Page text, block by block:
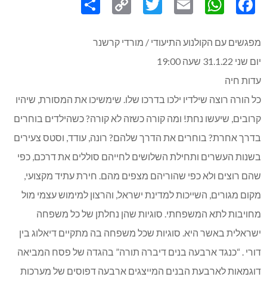
מפגשים עם הקולנוע התיעודי / מורדי קרשנר
יום שני 31.1.22 שעה 19:00
עדות חיה
כל הורה רוצה שילדיו ילכו בדרכו שלו. שימשיכו את המסורת, שיהיו
קרובים, שיעשו נחת! ומה קורה כשזה לא קורה? כשהילדים בוחרים
בדרך אחרת? בוחרים את הדרך שלהם? רונה, עודד, וסטס צעירים
בשנות העשרים ותחילת השלושים לחייהם סוללים את דרכם, כפי
שהם רוצים ולא כפי שהוריהם מצפים מהם. חירת עתיד מקצועי,
מקום מגורים, השייכות למדינת ישראל, והרצון למימוש עצמי מול
מחויבות לתא המשפחתי. סוגיות שהן נחלתן של כל משפחה
ישראלית באשר היא. סוגיות שכל משפחה בה מתקיים דיאלוג בין
דורי . “כנגד ארבעה בנים דיברה תורה” בהגדה של פסח המביאה
דוגמאות לארבעת הבנים המייצגים ארבעה דפוסים של מערכות